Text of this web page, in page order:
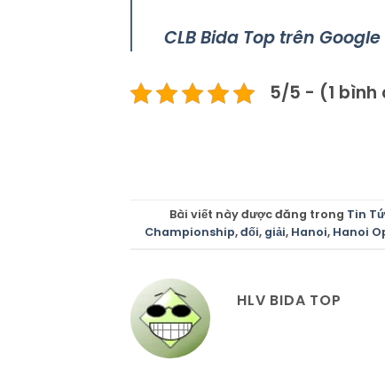
CLB Bida Top trên
5/5 - (1 bình
Bài viết này được đăng trong Tin
Championship,đối, giải, Hanoi, Hanoi
HLV BIDA TOP